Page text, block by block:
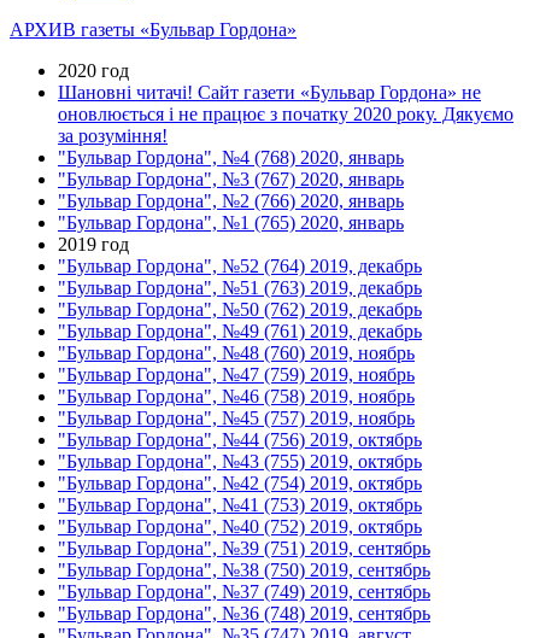
АРХИВ газеты «Бульвар Гордона»
2020 год
Шановні читачі! Сайт газети «Бульвар Гордона» не
оновлюється і не працює з початку 2020 року. Дякуємо
за розуміння!
"Бульвар Гордона", №4 (768) 2020, январь
"Бульвар Гордона", №3 (767) 2020, январь
"Бульвар Гордона", №2 (766) 2020, январь
"Бульвар Гордона", №1 (765) 2020, январь
2019 год
"Бульвар Гордона", №52 (764) 2019, декабрь
"Бульвар Гордона", №51 (763) 2019, декабрь
"Бульвар Гордона", №50 (762) 2019, декабрь
"Бульвар Гордона", №49 (761) 2019, декабрь
"Бульвар Гордона", №48 (760) 2019, ноябрь
"Бульвар Гордона", №47 (759) 2019, ноябрь
"Бульвар Гордона", №46 (758) 2019, ноябрь
"Бульвар Гордона", №45 (757) 2019, ноябрь
"Бульвар Гордона", №44 (756) 2019, октябрь
"Бульвар Гордона", №43 (755) 2019, октябрь
"Бульвар Гордона", №42 (754) 2019, октябрь
"Бульвар Гордона", №41 (753) 2019, октябрь
"Бульвар Гордона", №40 (752) 2019, октябрь
"Бульвар Гордона", №39 (751) 2019, сентябрь
"Бульвар Гордона", №38 (750) 2019, сентябрь
"Бульвар Гордона", №37 (749) 2019, сентябрь
"Бульвар Гордона", №36 (748) 2019, сентябрь